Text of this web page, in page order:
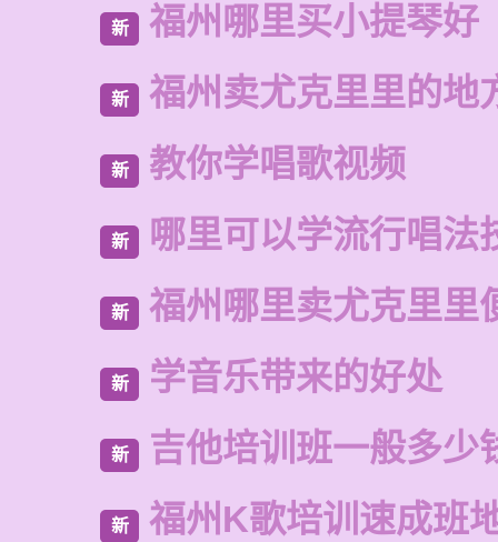
新 福州哪里买小提琴好
新 福州卖尤克里里的地
新 教你学唱歌视频
新 哪里可以学流行唱法
新 福州哪里卖尤克里里
新 学音乐带来的好处
新 吉他培训班一般多少
新 福州K歌培训速成班